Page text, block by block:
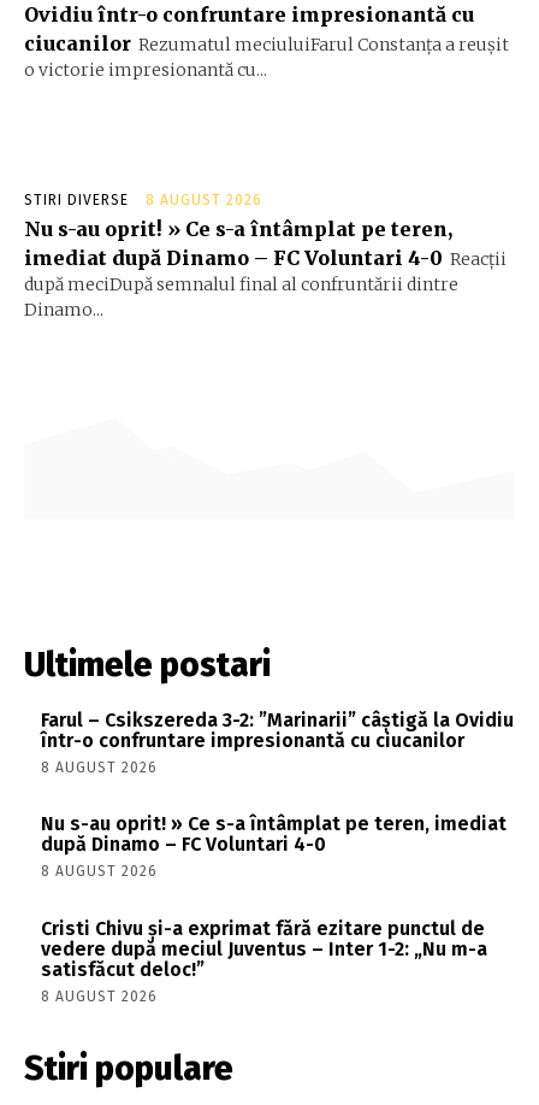
Ovidiu într-o confruntare impresionantă cu
ciucanilor Rezumatul meciuluiFarul Constanța a reușit
o victorie impresionantă cu...
STIRI DIVERSE 8 AUGUST 2026
Nu s-au oprit! » Ce s-a întâmplat pe teren,
imediat după Dinamo – FC Voluntari 4-0 Reacții
după meciDupă semnalul final al confruntării dintre
Dinamo...
Ultimele postari
Farul – Csikszereda 3-2: ”Marinarii” câștigă la Ovidiu
într-o confruntare impresionantă cu ciucanilor
8 AUGUST 2026
Nu s-au oprit! » Ce s-a întâmplat pe teren, imediat
după Dinamo – FC Voluntari 4-0
8 AUGUST 2026
Cristi Chivu și-a exprimat fără ezitare punctul de
vedere după meciul Juventus – Inter 1-2: „Nu m-a
satisfăcut deloc!”
8 AUGUST 2026
Stiri populare